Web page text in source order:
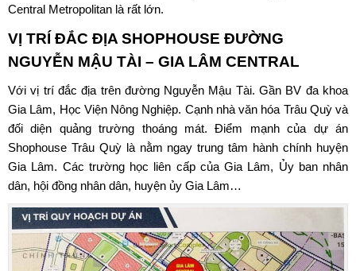
Central Metropolitan là rất lớn.
VỊ TRÍ ĐẮC ĐỊA SHOPHOUSE ĐƯỜNG
NGUYỄN MẬU TÀI – GIA LÂM CENTRAL
Với vị trí đắc địa trên đường Nguyễn Mậu Tài. Gần BV đa khoa
Gia Lâm, Học Viện Nông Nghiệp. Cạnh nhà văn hóa Trâu Quỳ và
đối diện quảng trường thoáng mát. Điểm mạnh của dự án
Shophouse Trâu Quỳ là nằm ngay trung tâm hành chính huyện
Gia Lâm. Các trường học liên cấp của Gia Lâm, Ủy ban nhân
dân, hội đồng nhân dân, huyện ủy Gia Lâm…